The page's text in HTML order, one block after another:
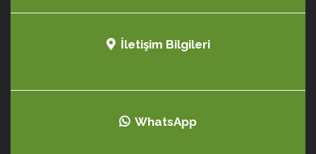
İletişim Bilgileri
WhatsApp